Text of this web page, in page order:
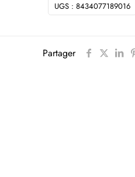
UGS : 8434077189016
Partager